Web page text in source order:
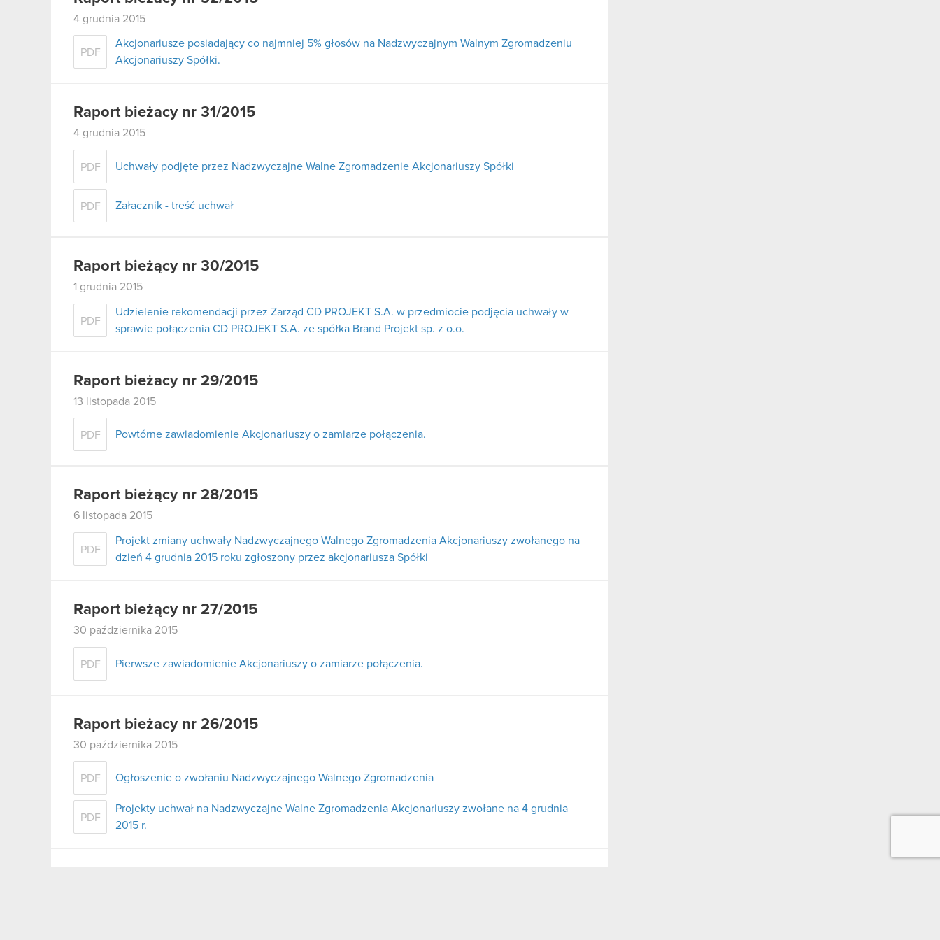
4 grudnia 2015
PDF
Akcjonariusze posiadający co najmniej 5% głosów na Nadzwyczajnym Walnym Zgromadzeniu
Akcjonariuszy Spółki.
Raport bieżacy nr 31/2015
4 grudnia 2015
PDF Uchwały podjęte przez Nadzwyczajne Walne Zgromadzenie Akcjonariuszy Spółki
PDF Załacznik - treść uchwał
Raport bieżący nr 30/2015
1 grudnia 2015
PDF
Udzielenie rekomendacji przez Zarząd CD PROJEKT S.A. w przedmiocie podjęcia uchwały w
sprawie połączenia CD PROJEKT S.A. ze spółka Brand Projekt sp. z o.o.
Raport bieżacy nr 29/2015
13 listopada 2015
PDF Powtórne zawiadomienie Akcjonariuszy o zamiarze połączenia.
Raport bieżący nr 28/2015
6 listopada 2015
PDF
Projekt zmiany uchwały Nadzwyczajnego Walnego Zgromadzenia Akcjonariuszy zwołanego na
dzień 4 grudnia 2015 roku zgłoszony przez akcjonariusza Spółki
Raport bieżący nr 27/2015
30 października 2015
PDF Pierwsze zawiadomienie Akcjonariuszy o zamiarze połączenia.
Raport bieżacy nr 26/2015
30 października 2015
PDF Ogłoszenie o zwołaniu Nadzwyczajnego Walnego Zgromadzenia
PDF
Projekty uchwał na Nadzwyczajne Walne Zgromadzenia Akcjonariuszy zwołane na 4 grudnia
2015 r.